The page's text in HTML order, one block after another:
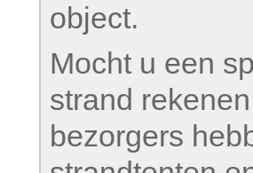
object.
Mocht u een
strand
bezorgers